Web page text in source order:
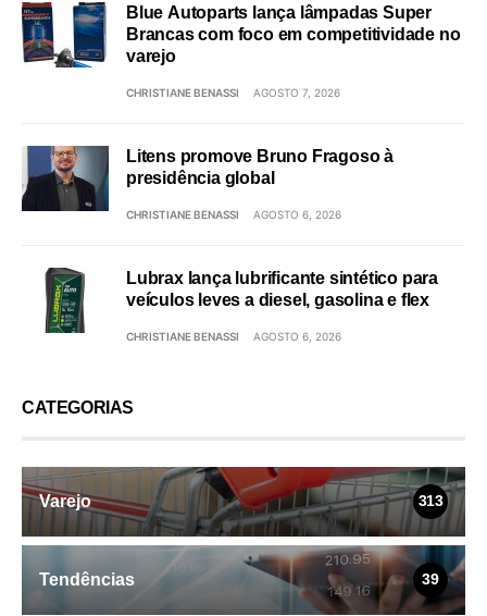
Blue Autoparts lança lâmpadas Super
Brancas com foco em competitividade no
varejo
CHRISTIANE BENASSI AGOSTO 7, 2026
Litens promove Bruno Fragoso à
presidência global
CHRISTIANE BENASSI AGOSTO 6, 2026
Lubrax lança lubrificante sintético para
veículos leves a diesel, gasolina e flex
CHRISTIANE BENASSI AGOSTO 6, 2026
CATEGORIAS
Varejo 313
Tendências 39